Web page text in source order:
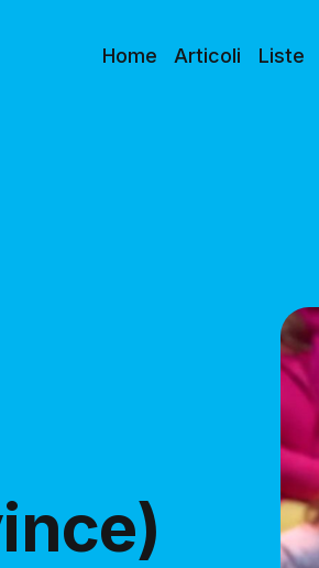
Home Articoli Liste